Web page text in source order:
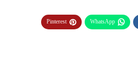
WhatsApp
Pinterest